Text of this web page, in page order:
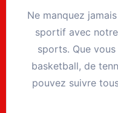
Ne manquez
sportif avec
sports. Que
basketball, de
pouvez suivre